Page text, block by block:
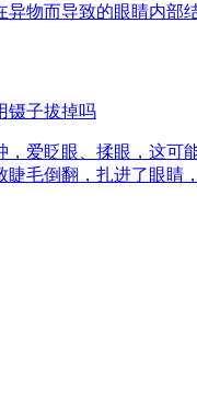
物而导致的眼睛内
镊子拔掉吗
爱眨眼、揉眼，这
毛倒翻，扎进了眼睛